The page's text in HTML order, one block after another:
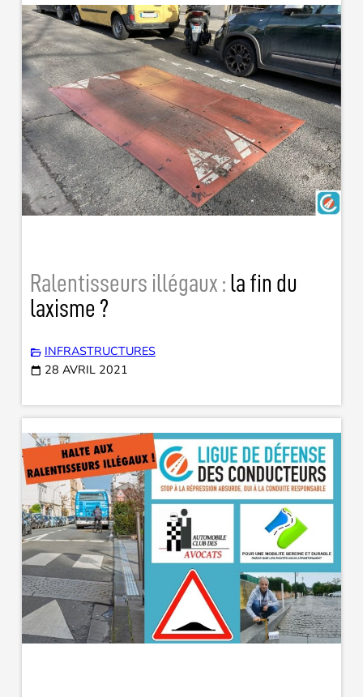
Ralentisseurs illégaux : la fin du
laxisme ?
INFRASTRUCTURES
28 AVRIL 2021